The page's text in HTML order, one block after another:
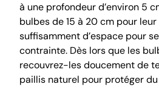
à une profondeur d’environ 5
bulbes de 15 à 20 cm pour
suffisamment d’espace pour
contrainte. Dès lors que les
recouvrez-les doucement de
paillis naturel pour protéger